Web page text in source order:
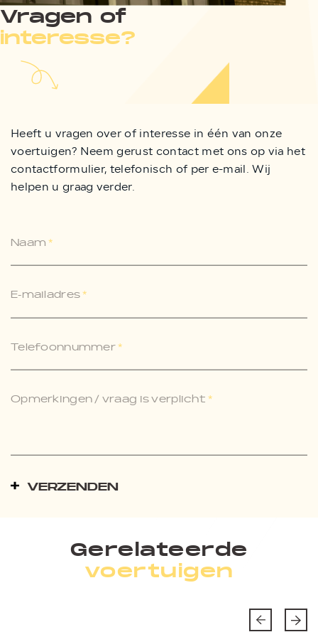
Vragen of
interesse?
Heeft u vragen over of interesse in één van onze
voertuigen? Neem gerust contact met ons op via het
contactformulier, telefonisch of per e-mail. Wij
helpen u graag verder.
Naam*
E-mailadres*
Telefoonnummer*
Opmerkingen / vraag is verplicht*
VERZENDEN
Gerelateerde
voertuigen